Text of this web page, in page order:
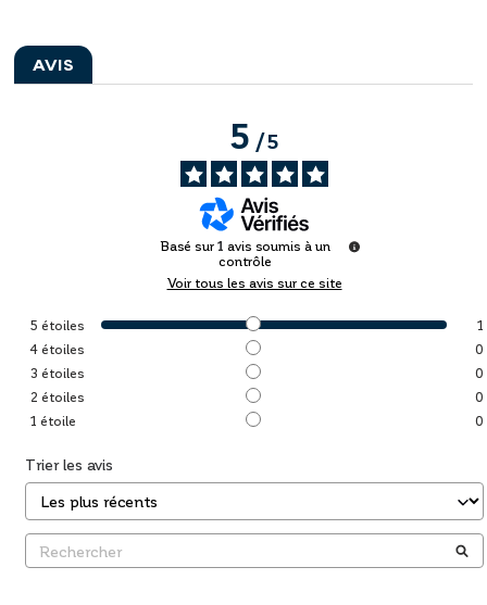
AVIS
5/5
Basé sur 1 avis soumis à un
contrôle
Voir tous les avis sur ce site
5 étoiles
1
4 étoiles
0
3 étoiles
0
2 étoiles
0
1 étoile 0
Trier les avis